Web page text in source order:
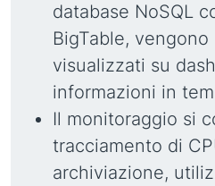
database NoSQL
BigTable,
visualizzati su
informazioni in
Il monitoraggio si
tracciamento di
archiviazione,